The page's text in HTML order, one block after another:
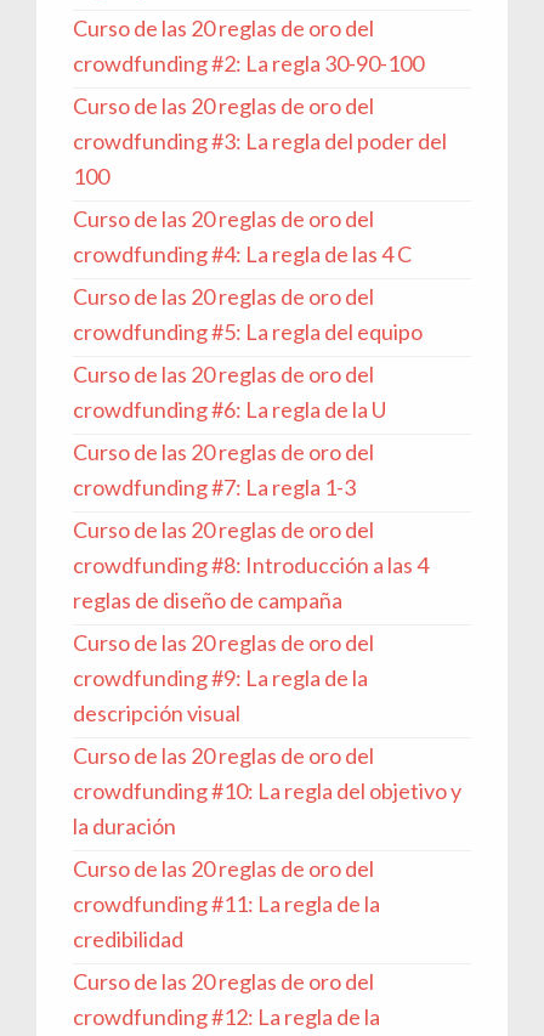
Curso de las 20 reglas de oro del
crowdfunding #2: La regla 30-90-100
Curso de las 20 reglas de oro del
crowdfunding #3: La regla del poder del
100
Curso de las 20 reglas de oro del
crowdfunding #4: La regla de las 4 C
Curso de las 20 reglas de oro del
crowdfunding #5: La regla del equipo
Curso de las 20 reglas de oro del
crowdfunding #6: La regla de la U
Curso de las 20 reglas de oro del
crowdfunding #7: La regla 1-3
Curso de las 20 reglas de oro del
crowdfunding #8: Introducción a las 4
reglas de diseño de campaña
Curso de las 20 reglas de oro del
crowdfunding #9: La regla de la
descripción visual
Curso de las 20 reglas de oro del
crowdfunding #10: La regla del objetivo y
la duración
Curso de las 20 reglas de oro del
crowdfunding #11: La regla de la
credibilidad
Curso de las 20 reglas de oro del
crowdfunding #12: La regla de la